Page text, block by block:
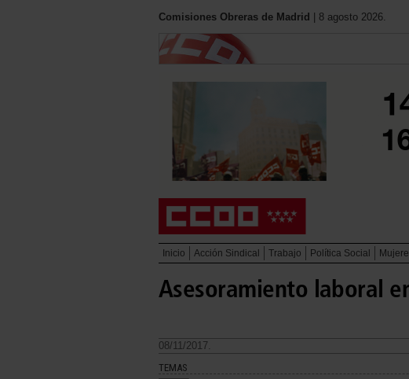
Comisiones Obreras de Madrid | 8 agosto 2026.
Inicio Acción Sindical Trabajo Política Social
Asesoramiento laboral
08/11/2017.
TEMAS